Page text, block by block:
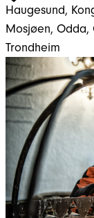
Haugesund,
Mosjøen, Odda,
Trondheim